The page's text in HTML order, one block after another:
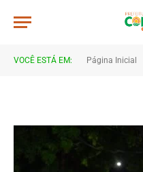
VOCÊ ESTÁ EM: Página Inicial
JWR_8352